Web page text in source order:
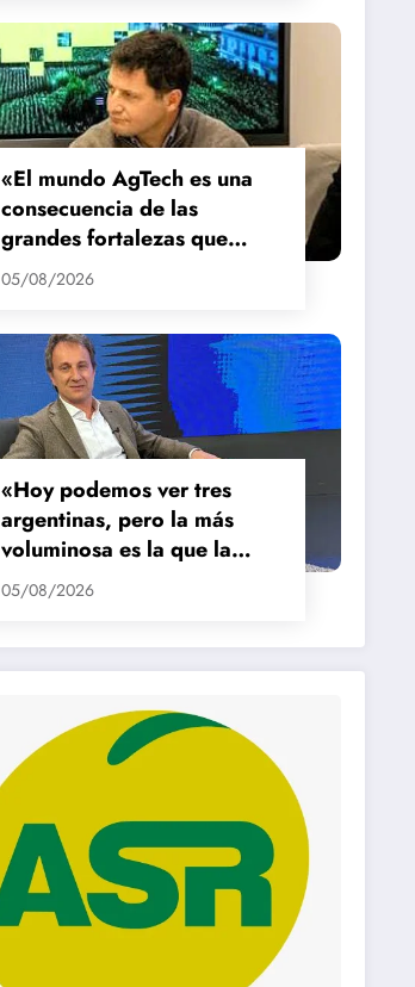
«El mundo AgTech es una
consecuencia de las
grandes fortalezas que
tenemos en la región»
05/08/2026
«Hoy podemos ver tres
argentinas, pero la más
voluminosa es la que la
está pasando mal»
05/08/2026